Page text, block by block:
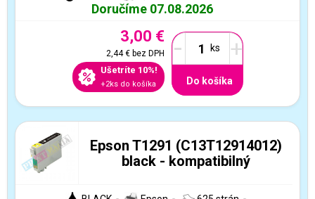
Doručíme 07.08.2026
3,00 €
2,44 €bez DPH
Ušetríte 10%!
+2ks do košíka
- +
Do košíka
Epson T1291 (C13T12914012)
black - kompatibilný